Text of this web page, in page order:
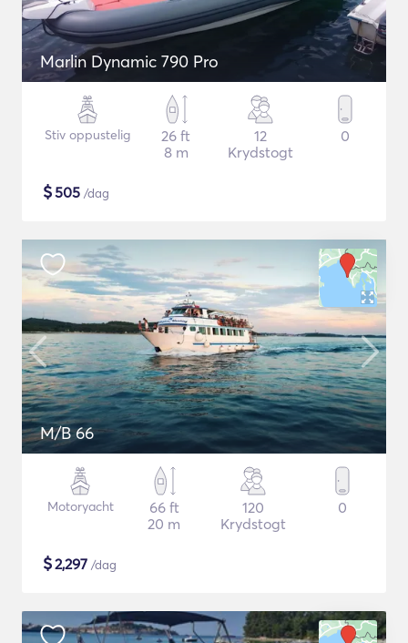
Marlin Dynamic 790 Pro
Stiv oppustelig
26 ft
8 m
12
Krydstogt
0
$505 /dag
M/B 66
Motoryacht
66 ft
20 m
120
Krydstogt
0
$2,297 /dag